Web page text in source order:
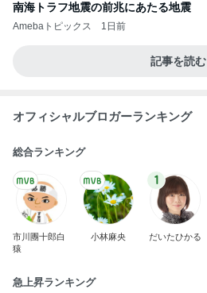
南海トラフ地震の前兆にあたる地震
Amebaトピックス 1日前
記事を読む
オフィシャルブロガーランキング
総合ランキング
市川團十郎白
猿
小林麻央
1
だいたひかる
急上昇ランキング